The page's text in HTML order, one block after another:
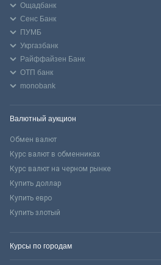
Ощадбанк
Сенс Банк
ПУМБ
Укргазбанк
Райффайзен Банк
ОТП банк
monobank
Валютный аукцион
Обмен валют
Курс валют в обменниках
Курс валют на черном рынке
Купить доллар
Купить евро
Купить злотый
Курсы по городам